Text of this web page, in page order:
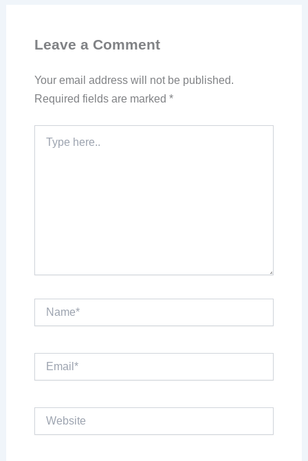
Leave a Comment
Your email address will not be published.
Required fields are marked *
here..